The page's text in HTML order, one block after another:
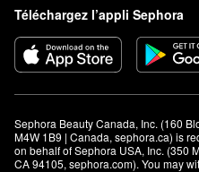
Téléchargez l’appli Sephora
Sephora Beauty Canada, Inc. (160
M4W 1B9 | Canada, sephora.ca) is
on behalf of Sephora USA, Inc. (350
CA 94105, sephora.com). You may